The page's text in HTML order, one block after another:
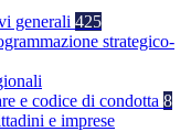
generali 425
strategico-
e codice di condotta 8
e imprese